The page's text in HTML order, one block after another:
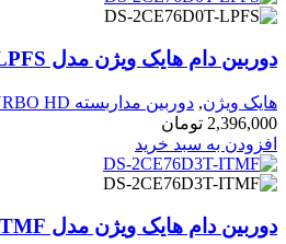
دوربین دام هایک ویژن مدل DS-2CE76D0T-LPFS
هایک ویژن, دوربین مداربسته TURBO HD
2,396,000 تومان
افزودن به سبد خرید
دوربین دام هایک ویژن مدل DS-2CE76D3T-ITMF